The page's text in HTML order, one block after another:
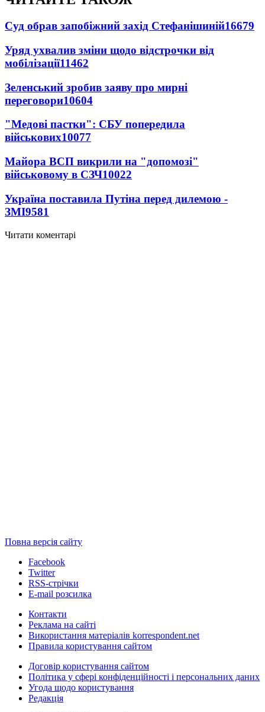
Суд обрав запобіжний захід Стефанішиній16679
Уряд ухвалив зміни щодо відстрочки від
мобілізації11462
Зеленський зробив заяву про мирні
переговори10604
"Медові пастки": СБУ попередила
військових10077
Майора ВСП викрили на "допомозі"
військовому в СЗЧ10022
Україна поставила Путіна перед дилемою -
ЗМІ9581
Читати коментарі
Повна версія сайту
Facebook
Twitter
RSS-стрічки
E-mail розсилка
Контакти
Реклама на сайті
Використання матеріалів korrespondent.net
Правила користування сайтом
Договір користування сайтом
Політика у сфері конфіденційності і персональних даних
Угода щодо користування
Редакція